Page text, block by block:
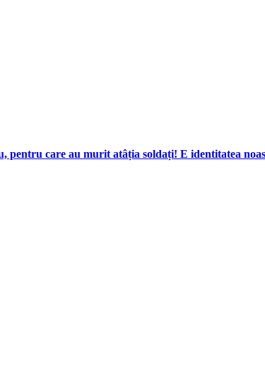
pentru care au murit atâția soldați! E identitatea